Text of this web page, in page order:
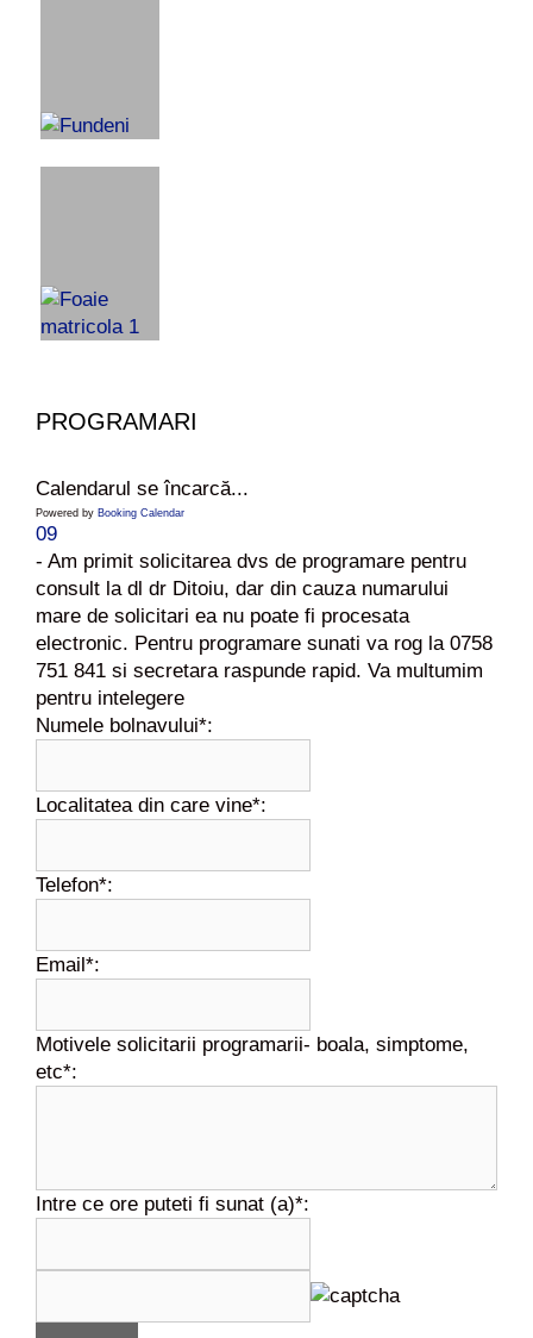
PROGRAMARI
Calendarul se încarcă...
Powered by Booking Calendar
09
- Am primit solicitarea dvs de programare pentru
consult la dl dr Ditoiu, dar din cauza numarului
mare de solicitari ea nu poate fi procesata
electronic. Pentru programare sunati va rog la 0758
751 841 si secretara raspunde rapid. Va multumim
pentru intelegere
Numele bolnavului*:
Localitatea din care vine*:
Telefon*:
Email*:
Motivele solicitarii programarii- boala, simptome,
etc*:
Intre ce ore puteti fi sunat (a)*: